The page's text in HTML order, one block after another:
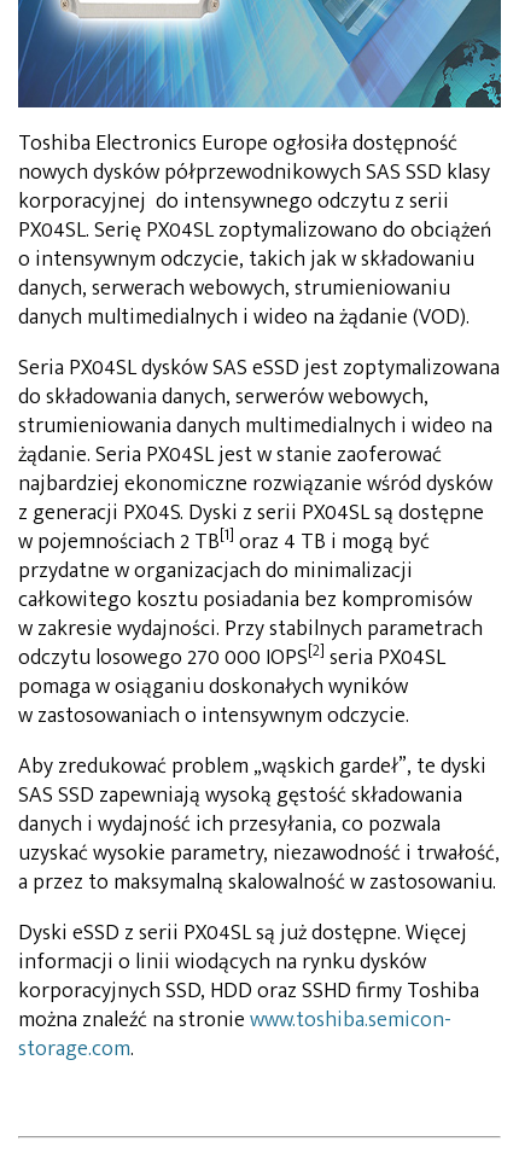
Toshiba Electronics Europe ogłosiła dostępność
nowych dysków półprzewodnikowych SAS SSD klasy
korporacyjnej do intensywnego odczytu z serii
PX04SL. Serię PX04SL zoptymalizowano do obciążeń
o intensywnym odczycie, takich jak w składowaniu
danych, serwerach webowych, strumieniowaniu
danych multimedialnych i wideo na żądanie (VOD).
Seria PX04SL dysków SAS eSSD jest zoptymalizowana
do składowania danych, serwerów webowych,
strumieniowania danych multimedialnych i wideo na
żądanie. Seria PX04SL jest w stanie zaoferować
najbardziej ekonomiczne rozwiązanie wśród dysków
z generacji PX04S. Dyski z serii PX04SL są dostępne
w pojemnościach 2 TB[1] oraz 4 TB i mogą być
przydatne w organizacjach do minimalizacji
całkowitego kosztu posiadania bez kompromisów
w zakresie wydajności. Przy stabilnych parametrach
odczytu losowego 270 000 IOPS[2] seria PX04SL
pomaga w osiąganiu doskonałych wyników
w zastosowaniach o intensywnym odczycie.
Aby zredukować problem „wąskich gardeł”, te dyski
SAS SSD zapewniają wysoką gęstość składowania
danych i wydajność ich przesyłania, co pozwala
uzyskać wysokie parametry, niezawodność i trwałość,
a przez to maksymalną skalowalność w zastosowaniu.
Dyski eSSD z serii PX04SL są już dostępne. Więcej
informacji o linii wiodących na rynku dysków
korporacyjnych SSD, HDD oraz SSHD firmy Toshiba
można znaleźć na stroniewww.toshiba.semicon-
storage.com.